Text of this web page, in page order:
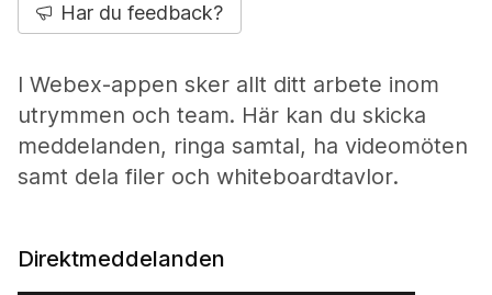
Har du feedback?
I Webex-appen sker allt ditt arbete inom
utrymmen och team. Här kan du skicka
meddelanden, ringa samtal, ha videomöten
samt dela filer och whiteboardtavlor.
Direktmeddelanden